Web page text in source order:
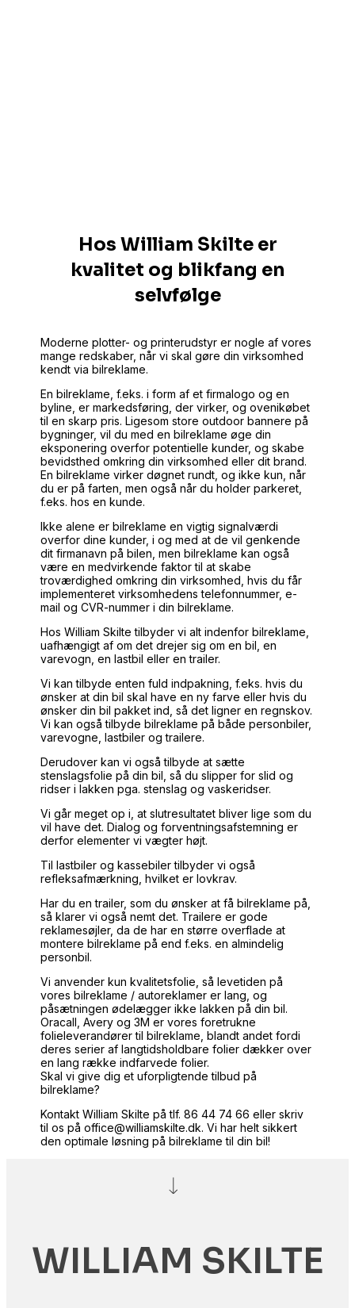
Hos William Skilte er
kvalitet og blikfang en
selvfølge
Moderne plotter- og printerudstyr er nogle af vores
mange redskaber, når vi skal gøre din virksomhed
kendt via bilreklame.
En bilreklame, f.eks. i form af et firmalogo og en
byline, er markedsføring, der virker, og ovenikøbet
til en skarp pris. Ligesom store outdoor bannere på
bygninger, vil du med en bilreklame øge din
eksponering overfor potentielle kunder, og skabe
bevidsthed omkring din virksomhed eller dit brand.
En bilreklame virker døgnet rundt, og ikke kun, når
du er på farten, men også når du holder parkeret,
f.eks. hos en kunde.
Ikke alene er bilreklame en vigtig signalværdi
overfor dine kunder, i og med at de vil genkende
dit firmanavn på bilen, men bilreklame kan også
være en medvirkende faktor til at skabe
troværdighed omkring din virksomhed, hvis du får
implementeret virksomhedens telefonnummer, e-
mail og CVR-nummer i din bilreklame.
Hos William Skilte tilbyder vi alt indenfor bilreklame,
uafhængigt af om det drejer sig om en bil, en
varevogn, en lastbil eller en trailer.
Vi kan tilbyde enten fuld indpakning, f.eks. hvis du
ønsker at din bil skal have en ny farve eller hvis du
ønsker din bil pakket ind, så det ligner en regnskov.
Vi kan også tilbyde bilreklame på både personbiler,
varevogne, lastbiler og trailere.
Derudover kan vi også tilbyde at sætte
stenslagsfolie på din bil, så du slipper for slid og
ridser i lakken pga. stenslag og vaskeridser.
Vi går meget op i, at slutresultatet bliver lige som du
vil have det. Dialog og forventningsafstemning er
derfor elementer vi vægter højt.
Til lastbiler og kassebiler tilbyder vi også
refleksafmærkning, hvilket er lovkrav.
Har du en trailer, som du ønsker at få bilreklame på,
så klarer vi også nemt det. Trailere er gode
reklamesøjler, da de har en større overflade at
montere bilreklame på end f.eks. en almindelig
personbil.
Vi anvender kun kvalitetsfolie, så levetiden på
vores bilreklame / autoreklamer er lang, og
påsætningen ødelægger ikke lakken på din bil.
Oracall, Avery og 3M er vores foretrukne
folieleverandører til bilreklame, blandt andet fordi
deres serier af langtidsholdbare folier dækker over
en lang række indfarvede folier.
Skal vi give dig et uforpligtende tilbud på
bilreklame?
Kontakt William Skilte på tlf. 86 44 74 66 eller skriv
til os på office@williamskilte.dk. Vi har helt sikkert
den optimale løsning på bilreklame til din bil!
WILLIAM SKILTE